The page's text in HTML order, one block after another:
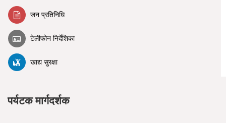
जन प्रतिनिधि
टेलीफोन निर्देशिका
खाद्य सुरक्षा
पर्यटक मार्गदर्शक